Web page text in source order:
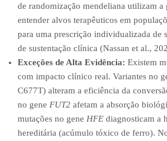
de randomização mendeliana utilizam a
entender alvos terapêuticos em
para uma prescrição individualizada de
de sustentação clínica (Nassan et al.,
Exceções de Alta Evidência: Existem
com impacto clínico real. Variantes no
C677T) alteram a eficiência da
no gene FUT2 afetam a absorção
mutações no gene HFE diagnosticam a
hereditária (acúmulo tóxico de ferro).